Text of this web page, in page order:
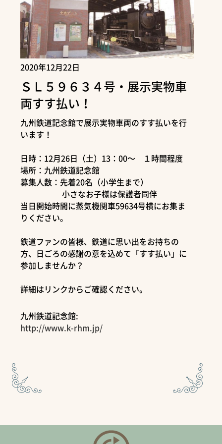
2020年12月22日
ＳＬ５９６３４号・展示実物車
両すす払い！
九州鉄道記念館で展示実物車両のすす払いを行
います！
日時：12月26日（土）13：00～ １時間程度
場所：九州鉄道記念館
募集人数：先着20名（小学生まで）
小さなお子様は保護者同伴
当日開始時間に蒸気機関車59634号横にお集ま
りください。
鉄道ファンの皆様、鉄道に思い出をお持ちの
方、日ごろの感謝の意を込めて「すす払い」に
参加しませんか？
詳細はリンクからご確認ください。
九州鉄道記念館:
http://www.k-rhm.jp/